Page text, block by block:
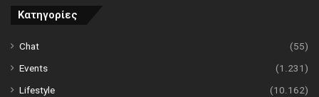
Κατηγορίες
Chat
(55)
Events
(1.231)
Lifestyle
(10.162)